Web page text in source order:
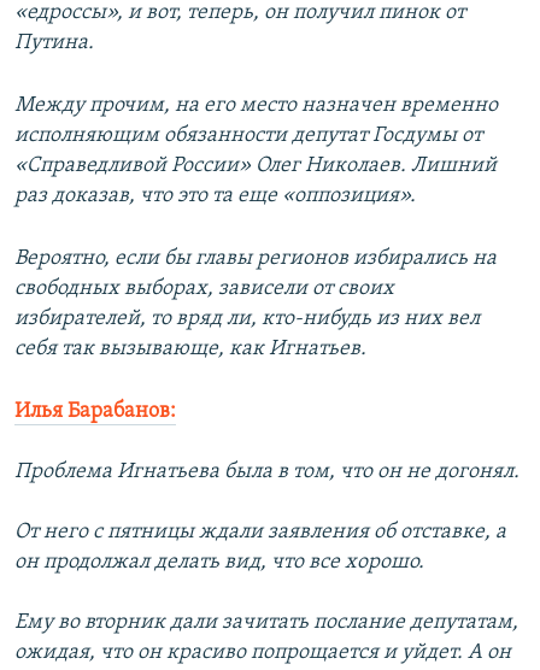
«едроссы», и вот, теперь, он получил пинок от
Путина.
Между прочим, на его место назначен временно
исполняющим обязанности депутат Госдумы от
«Справедливой России» Олег Николаев. Лишний
раз доказав, что это та еще «оппозиция».
Вероятно, если бы главы регионов избирались на
свободных выборах, зависели от своих
избирателей, то вряд ли, кто-нибудь из них вел
себя так вызывающе, как Игнатьев.
Илья Барабанов:
Проблема Игнатьева была в том, что он не догонял.
От него с пятницы ждали заявления об отставке, а
он продолжал делать вид, что все хорошо.
Ему во вторник дали зачитать послание депутатам,
ожидая, что он красиво попрощается и уйдет. А он